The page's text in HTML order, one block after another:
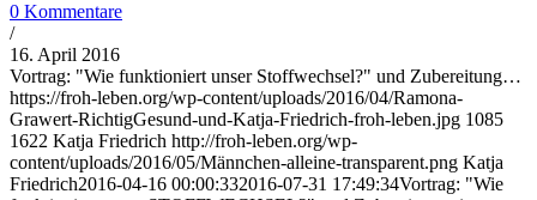
0 Kommentare
/
16. April 2016
Vortrag: "Wie funktioniert unser Stoffwechsel?" und Zubereitung…
https://froh-leben.org/wp-content/uploads/2016/04/Ramona-
Grawert-RichtigGesund-und-Katja-Friedrich-froh-leben.jpg 1085
1622 Katja Friedrich http://froh-leben.org/wp-
content/uploads/2016/05/Männchen-alleine-transparent.png Katja
Friedrich2016-04-16 00:00:332016-07-31 17:49:34Vortrag: "Wie